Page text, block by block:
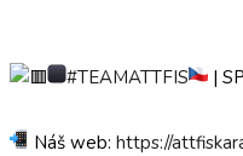
#TEAMATTFIS |
Náš web: https://